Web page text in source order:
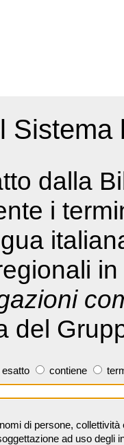
dalla
i
del
contiene
di persone,
ad uso degli